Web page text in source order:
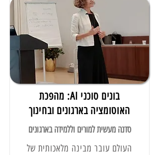
בונים סוכני AI: מהפכת
האוטומציה בארגונים ובחינוך
סדנה מעשית למורים וללמידה בארגונים
העולם עובר מבינה מלאכותית של